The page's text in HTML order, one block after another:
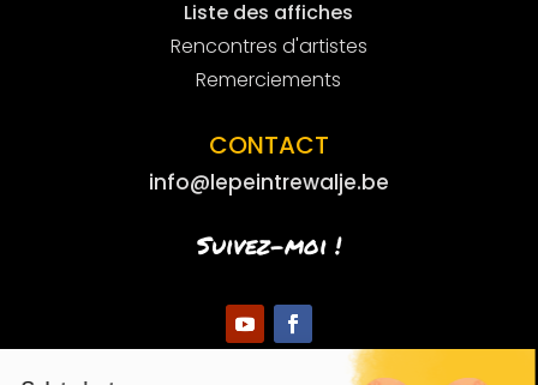
Liste des affiches
Rencontres d'artistes
Remerciements
CONTACT
info@lepeintrewalje.be
Suivez-moi !